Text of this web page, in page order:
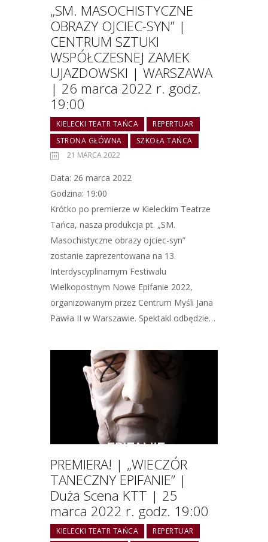
„SM. MASOCHISTYCZNE
OBRAZY OJCIEC-SYN” |
CENTRUM SZTUKI
WSPÓŁCZESNEJ ZAMEK
UJAZDOWSKI | WARSZAWA
| 26 marca 2022 r. godz.
19:00
KIELECKI TEATR TAŃCA
REPERTUAR
STRONA GŁÓWNA
SZKOŁA TAŃCA
21 MARCA 2022
Data: 26 marca 2022
Godzina: 19:00
Krótko po premierze w Kieleckim Teatrze
Tańca, nasza produkcja pt. „SM.
Masochistyczne obrazy ojciec-syn”
zostanie zaprezentowana na 13.
Interdyscyplinarnym Festiwalu
Wielkopostnym Nowe Epifanie 2022,
organizowanym przez Centrum Myśli Jana
Pawła II w Warszawie. Spektakl odbędzie…
PREMIERA! | „WIECZÓR
TANECZNY EPIFANIE” |
Duża Scena KTT | 25
marca 2022 r. godz. 19:00
KIELECKI TEATR TAŃCA
REPERTUAR